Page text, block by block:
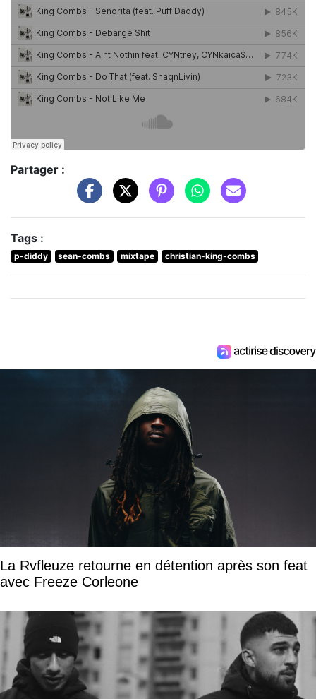
Partager :
Tags :
p-diddy sean-combs mixtape christian-king-combs
La Rvfleuze retourne en détention après son feat
avec Freeze Corleone